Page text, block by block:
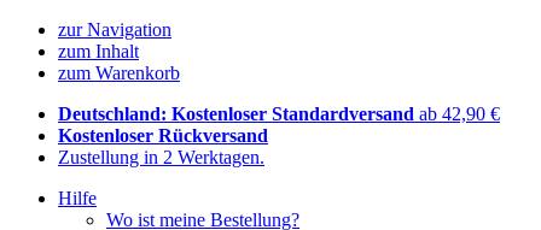
zur Navigation
zum Inhalt
zum Warenkorb
Deutschland: Kostenloser Standardversand ab 42,90 €
Kostenloser Rückversand
Zustellung in 2 Werktagen.
Hilfe
Wo ist meine Bestellung?